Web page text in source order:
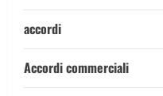
accordi
Accordi commerciali